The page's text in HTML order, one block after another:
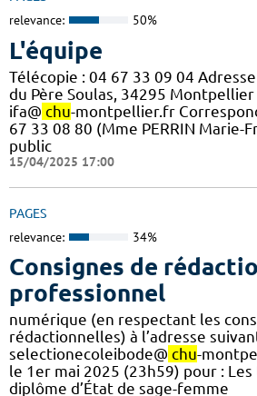
relevance: 50%
L'équipe
Télécopie : 04 67 33 09 04
du Père Soulas, 34295 Montpellier
ifa@ chu-montpellier.fr
67 33 08 80 (Mme PERRIN Marie-
public
15/04/2025 17:00
PAGES
relevance: 34%
Consignes de
professionnel
numérique (en respectant les
rédactionnelles) à l’adresse
selectionecoleibode@ chu-
le 1er mai 2025 (23h59) pour :
diplôme d’État de sage-femme